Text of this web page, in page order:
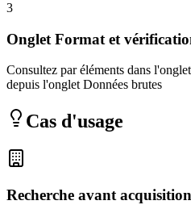
3
Onglet Format et
Consultez par éléments dans
depuis l'onglet Données brutes
Cas d'usage
Recherche avant